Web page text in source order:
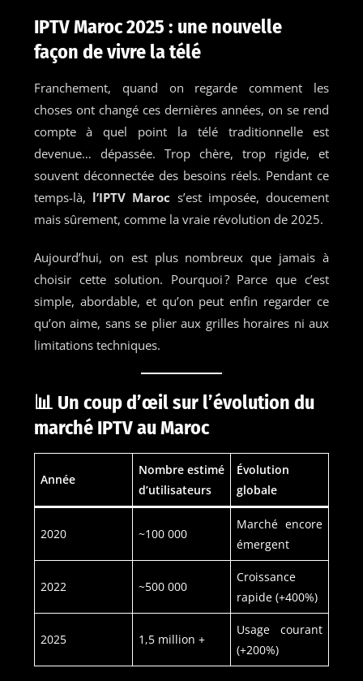
IPTV Maroc 2025 : une nouvelle
façon de vivre la télé
Franchement, quand on regarde comment les
choses ont changé ces dernières années, on se rend
compte à quel point la télé traditionnelle est
devenue… dépassée. Trop chère, trop rigide, et
souvent déconnectée des besoins réels. Pendant ce
temps-là, l’IPTV Maroc s’est imposée, doucement
mais sûrement, comme la vraie révolution de 2025.
Aujourd’hui, on est plus nombreux que jamais à
choisir cette solution. Pourquoi ? Parce que c’est
simple, abordable, et qu’on peut enfin regarder ce
qu’on aime, sans se plier aux grilles horaires ni aux
limitations techniques.
📊 Un coup d’œil sur l’évolution du
marché IPTV au Maroc
Année
Nombre estimé
d’utilisateurs
Évolution
globale
2020 ~100 000
Marché encore
émergent
2022 ~500 000
Croissance
rapide (+400%)
2025 1,5 million +
Usage courant
(+200%)